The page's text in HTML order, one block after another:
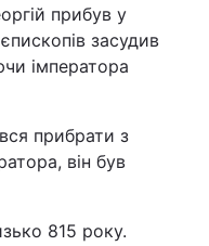
прибув у
засудив
імператора
прибрати з
він був
815 року.